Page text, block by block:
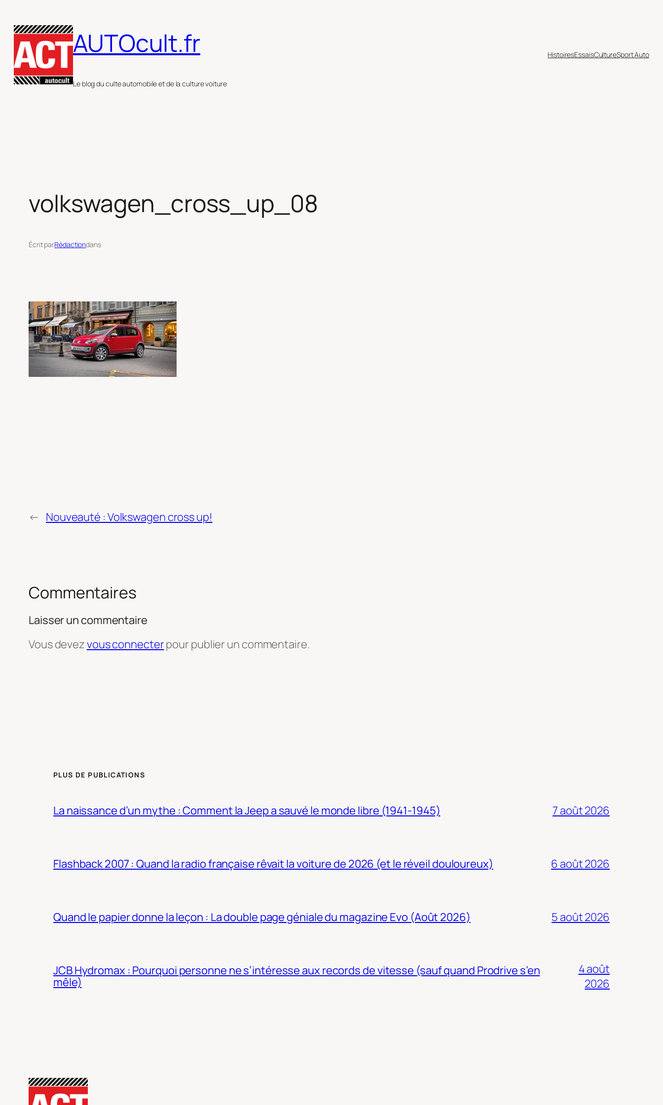
au
contenu
AUTOcult.fr
Le blog du culte automobile et de la culture voiture
HistoiresEssaisCultureSport Auto
volkswagen_cross_up_08
Écrit parRédactiondans
← Nouveauté : Volkswagen cross up!
Commentaires
Laisser un commentaire
Vous devezvous connecterpour publier un commentaire.
PLUS DE PUBLICATIONS
La naissance d’un mythe : Comment la Jeep a sauvé le monde libre (1941-1945) 7 août 2026
Flashback 2007 : Quand la radio française rêvait la voiture de 2026 (et le réveil douloureux) 6 août 2026
Quand le papier donne la leçon : La double page géniale du magazine Evo (Août 2026) 5 août 2026
JCB Hydromax : Pourquoi personne ne s’intéresse aux records de vitesse (sauf quand Prodrive s’en
mêle)
4 août
2026